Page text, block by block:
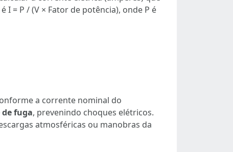
I = P / (V × Fator de potência), onde P é
a corrente nominal do
fuga, prevenindo choques elétricos.
atmosféricas ou manobras da